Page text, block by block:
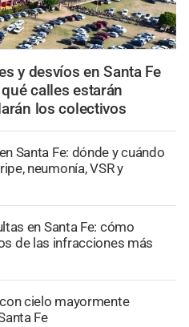
y desvíos en Santa Fe
calles estarán
los colectivos
Santa Fe: dónde y cuándo
neumonía, VSR y
en Santa Fe: cómo
de las infracciones más
cielo mayormente
Fe